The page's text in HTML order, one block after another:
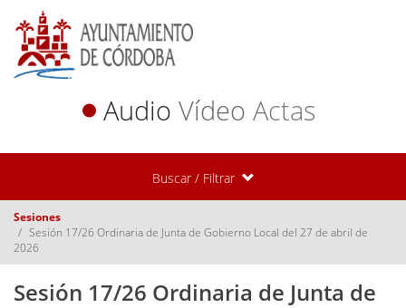
Audio Vídeo Actas
Buscar / Filtrar
Sesiones
Sesión 17/26 Ordinaria de Junta de Gobierno Local del 27 de abril de
2026
Sesión 17/26 Ordinaria de Junta de